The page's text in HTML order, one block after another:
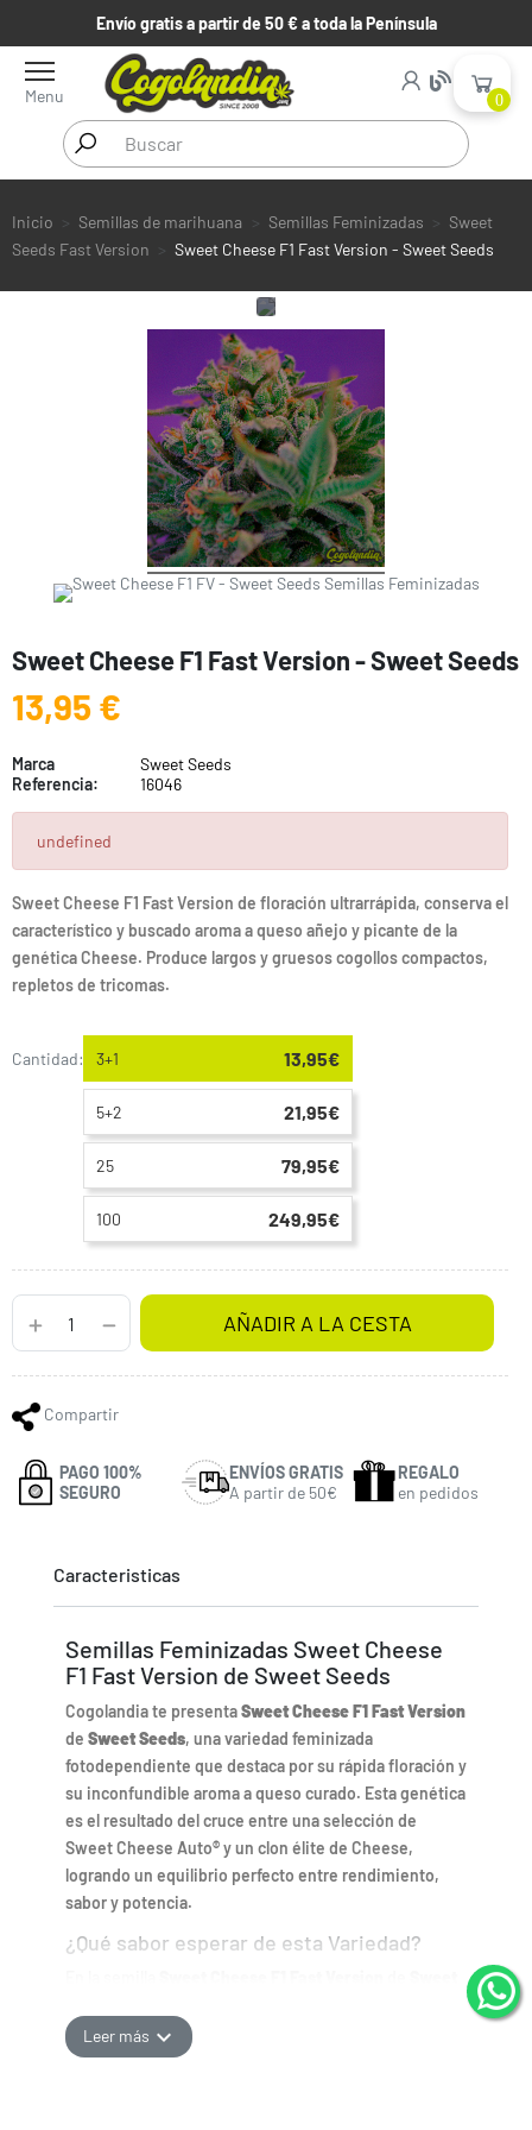
Envío gratis a partir de 50 € a toda la Península
Menu 0
Inicio Semillas de marihuana Semillas Feminizadas
Sweet
Seeds Fast Version
Sweet Cheese F1 Fast Version - Sweet Seeds
Sweet Cheese F1 Fast Version - Sweet Seeds
13,95 €
Marca
Sweet Seeds
Referencia:
16046
undefined
Sweet Cheese F1 Fast Version de floración ultrarrápida, conserva el
característico y buscado aroma a queso añejo y picante de la
genética Cheese. Produce largos y gruesos cogollos compactos,
repletos de tricomas.
Cantidad: 3+1 13,95€
5+2 21,95€
25 79,95€
100 249,95€
AÑADIR A LA CESTA
Compartir
PAGO 100%
SEGURO
ENVÍOS GRATIS
A partir de 50€
REGALO
en pedidos
Caracteristicas
Semillas Feminizadas Sweet Cheese
F1 Fast Version de Sweet Seeds
Cogolandia te presentaSweet Cheese F1 Fast Version
de Sweet Seeds, una variedad feminizada
fotodependiente que destaca por su rápida floración y
su inconfundible aroma a queso curado. Esta genética
es el resultado del cruce entre una selección de
Sweet Cheese Auto® y un clon élite de Cheese,
logrando un equilibrio perfecto entre rendimiento,
sabor y potencia.
¿Qué sabor esperar de esta Variedad?
distintivo, con notas fuertes y persistentes de queso
curado combinadas con un toque dulce y especiado
Leer más expand_more